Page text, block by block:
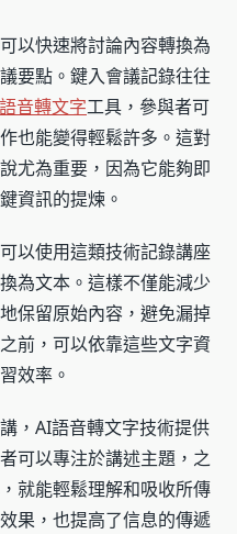
以快速將討論內容轉換為
要點。鍵入會議記錄往往
語音轉文字工具，參與者可
也能變得輕鬆許多。這對
尤為重要，因為它能夠即
資訊的提煉。
以使用這類技術記錄講座
為文本。這樣不僅能減少
保留原始內容，避免漏掉
前，可以依靠這些文字資
效率。
，AI語音轉文字技術提供
可以專注於講述主題，之
就能輕鬆理解和吸收所傳
果，也提高了信息的傳遞